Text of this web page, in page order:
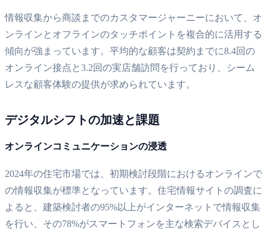
情報収集から商談までのカスタマージャーニーにおいて、オ
ンラインとオフラインのタッチポイントを複合的に活用する
傾向が強まっています。平均的な顧客は契約までに8.4回の
オンライン接点と3.2回の実店舗訪問を行っており、シーム
レスな顧客体験の提供が求められています。
デジタルシフトの加速と課題
オンラインコミュニケーションの浸透
2024年の住宅市場では、初期検討段階におけるオンラインで
の情報収集が標準となっています。住宅情報サイトの調査に
よると、建築検討者の95%以上がインターネットで情報収集
を行い、その78%がスマートフォンを主な検索デバイスとし